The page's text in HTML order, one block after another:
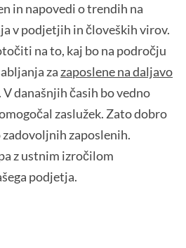
in napovedi o trendih na
v podjetjih in človeških virov.
na to, kaj bo na področju
za zaposlene na daljavo
današnjih časih bo vedno
zaslužek. Zato dobro
zaposlenih.
z ustnim izročilom
podjetja.